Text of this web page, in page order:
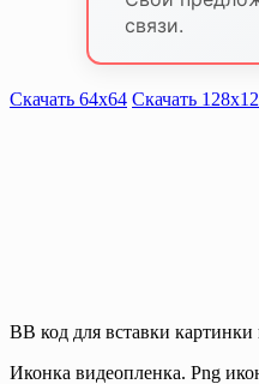
связи.
Скачать 64х64 Скачать
BB код для вставки
Иконка видеопленка. Png